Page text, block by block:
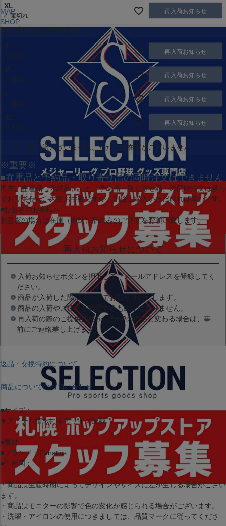
MAP
SHOP
XL
在庫切れ
再入荷お知らせ
取り寄せ(1ヶ月～2ヶ月)
S
在庫切れ
再入荷お知らせ
M
在庫切れ
再入荷お知らせ
L
在庫切れ
再入荷お知らせ
XL
在庫切れ
再入荷お知らせ
申し訳ございません。ただいま在庫がございません。
※重要※
■在庫品と予約品・取り寄せ品の同時注文はできません
現在 「在庫品（即納品）」 と 「予約品・取り寄せ品」の同時注文は承っ
ておりません。大変お手数ですが、別途ご購入いただければ幸いです。
■お急ぎのお客様へ
お急ぎの場合は在庫（即納）品のみのご注文をお願い致します。
再入荷お知らせについて
入荷お知らせボタンを押下して、メールアドレスを登録してく
ださい。
商品が入荷した際にメールでお知らせいたします。
商品の入荷やご注文を確定するものではありません。
再入荷の際のご提供価格が、当HPの価格と変わる場合は、事
前にご連絡差し上げます。
返品・交換特約について
商品についてのお問い合わせ
■サイズ：
▼アイテム情報に参考サイズ記載
■素材：-
■ブランド：Fanatics
■生産国：-
・商品は生産時期によってデザインやサイズに差が生じる場合がござい
ます。
・商品はモニターの影響で色の変化が感じられる場合がございます。
・洗濯・アイロンの使用につきましては、品質マークに従ってくださ